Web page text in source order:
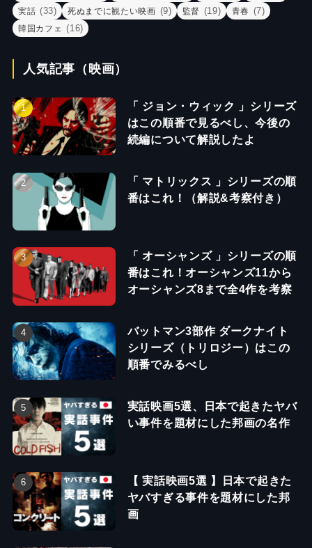
実話 (33) 死ぬまでに観たい映画 (9) 監督 (19) 青春 (7)
韓国カフェ (16)
人気記事（映画）
「 ジョン・ウィック 」シリーズ
はこの順番で見るべし、今後の
続編について解説したよ
「 マトリックス 」シリーズの順
番はこれ！（解説&考察付き）
「 オーシャンズ 」シリーズの順
番はこれ！オーシャンズ11から
オーシャンズ8まで全4作を考察
バットマン3部作 ダークナイト
シリーズ（トリロジー）はこの
順番でみるべし
実話映画5選、日本で起きたヤバ
い事件を題材にした邦画の名作
【 実話映画5選 】日本で起きた
ヤバすぎる事件を題材にした邦
画